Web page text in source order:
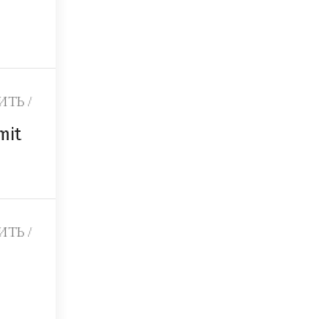
/
/